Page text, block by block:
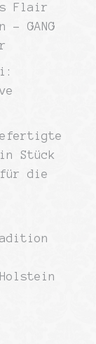
Flair
GANG
Stück
für die